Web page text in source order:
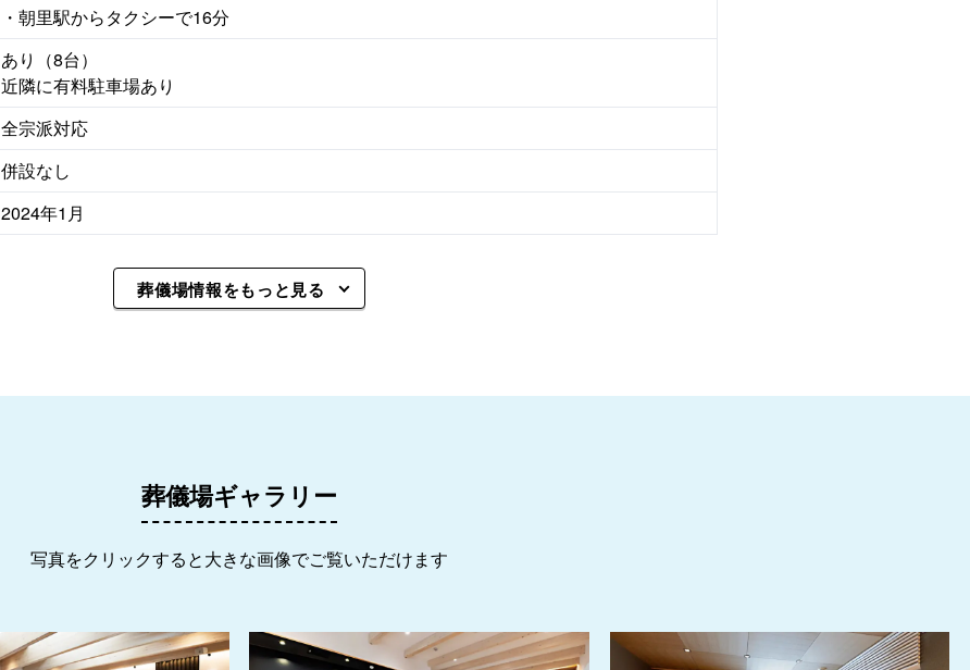
・朝里駅からタクシーで16分
あり（8台）
近隣に有料駐車場あり
全宗派対応
併設なし
2024年1月
葬儀場情報をもっと見る
葬儀場ギャラリー
写真をクリックすると大きな画像でご覧いただけます